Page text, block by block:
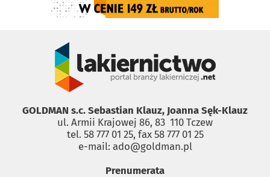
GOLDMAN s.c. Sebastian Klauz, Joanna Sęk-Klauz
ul. Armii Krajowej 86, 83 ­ 110 Tczew
tel. 58 777 01 25, fax 58 777 01 25
e-mail: ado@goldman.pl
Prenumerata